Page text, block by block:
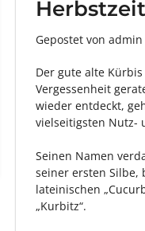
Gepostet von admin
Der gute alte
Vergessenheit
wieder entdeckt,
vielseitigsten Nutz-
Seinen Namen
seiner ersten Silbe,
lateinischen
„Kurbitz“.